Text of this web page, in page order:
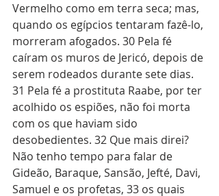
Vermelho como em terra seca; mas,
quando os egípcios tentaram fazê-lo,
morreram afogados. 30 Pela fé
caíram os muros de Jericó, depois de
serem rodeados durante sete dias.
31 Pela fé a prostituta Raabe, por ter
acolhido os espiões, não foi morta
com os que haviam sido
desobedientes. 32 Que mais direi?
Não tenho tempo para falar de
Gideão, Baraque, Sansão, Jefté, Davi,
Samuel e os profetas, 33 os quais